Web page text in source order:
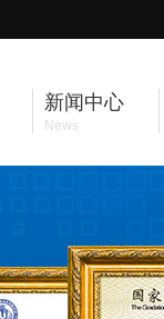
新闻中心
News